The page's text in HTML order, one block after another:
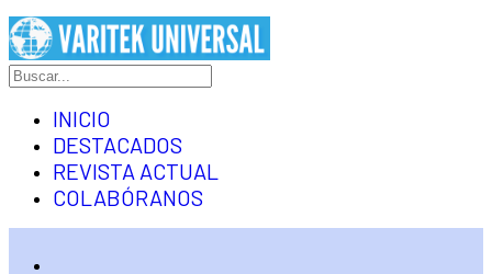
INICIO
DESTACADOS
REVISTA ACTUAL
COLABÓRANOS